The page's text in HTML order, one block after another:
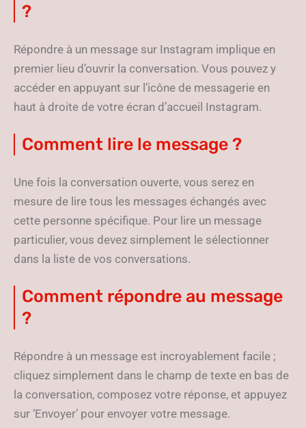
?
Répondre à un message sur Instagram implique en
premier lieu d’ouvrir la conversation. Vous pouvez y
accéder en appuyant sur l’icône de messagerie en
haut à droite de votre écran d’accueil Instagram.
Comment lire le message ?
Une fois la conversation ouverte, vous serez en
mesure de lire tous les messages échangés avec
cette personne spécifique. Pour lire un message
particulier, vous devez simplement le sélectionner
dans la liste de vos conversations.
Comment répondre au message
?
Répondre à un message est incroyablement facile ;
cliquez simplement dans le champ de texte en bas de
la conversation, composez votre réponse, et appuyez
sur ‘Envoyer’ pour envoyer votre message.